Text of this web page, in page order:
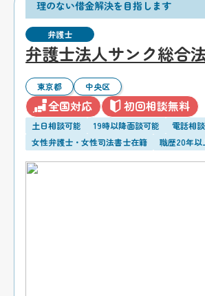
理のない借金解決を目指します
弁護士
弁護士法人サンク総合
東京都 中央区
全国対応 初回相談無料
土日相談可能 19時以降面談可能
電話相
女性弁護士・女性司法書士在籍
職歴20年以